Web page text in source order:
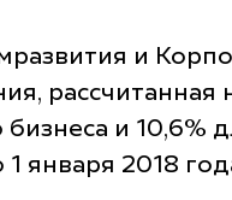
и
рассчитанная
и 10,6%
1 января 2018